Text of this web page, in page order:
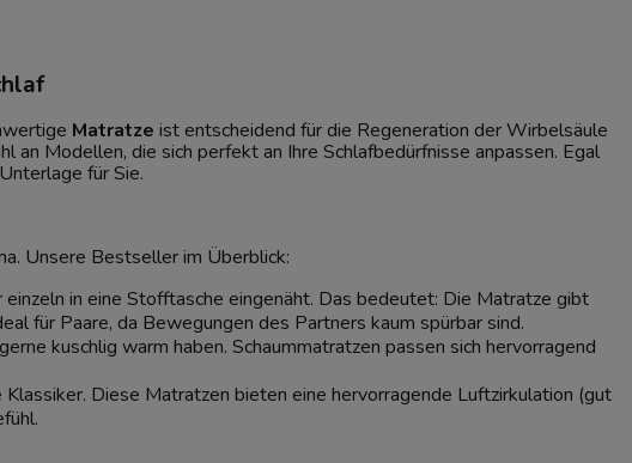
Matratze ist entscheidend für die Regeneration der Wirbelsäule
an Modellen, die sich perfekt an Ihre Schlafbedürfnisse anpassen. Egal
für Sie.
Unsere Bestseller im Überblick:
in eine Stofftasche eingenäht. Das bedeutet: Die Matratze gibt
für Paare, da Bewegungen des Partners kaum spürbar sind.
kuschlig warm haben. Schaummatratzen passen sich hervorragend
Diese Matratzen bieten eine hervorragende Luftzirkulation (gut